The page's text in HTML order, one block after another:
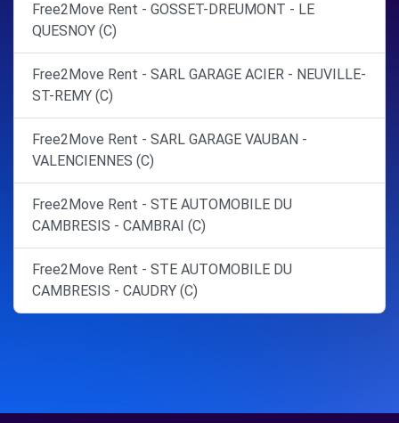
Free2Move Rent - GOSSET-DREUMONT - LE
QUESNOY (C)
Free2Move Rent - SARL GARAGE ACIER - NEUVILLE-
ST-REMY (C)
Free2Move Rent - SARL GARAGE VAUBAN -
VALENCIENNES (C)
Free2Move Rent - STE AUTOMOBILE DU
CAMBRESIS - CAMBRAI (C)
Free2Move Rent - STE AUTOMOBILE DU
CAMBRESIS - CAUDRY (C)